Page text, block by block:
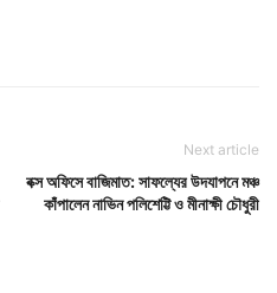
Next article
বক্স অফিসে বাজিমাত: সাফল্যের উদযাপনে মঞ্চ
কাঁপালেন নাভিন পলিশেট্টি ও মীনাক্ষী চৌধুরী